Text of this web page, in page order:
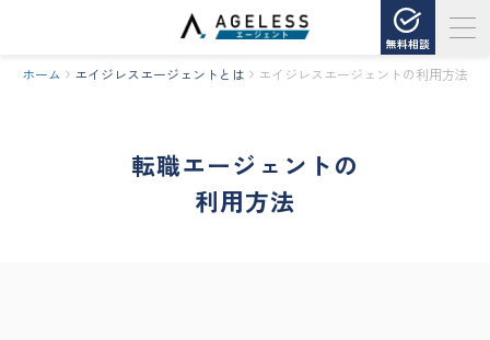
無料相談
ホーム エイジレスエージェントとは エイジレスエージェントの利用方法
転職エージェントの
利用方法